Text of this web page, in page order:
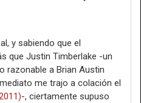
y sabiendo que el
que Justin Timberlake -un
razonable a Brian Austin
me trajo a colación el
-, ciertamente supuso